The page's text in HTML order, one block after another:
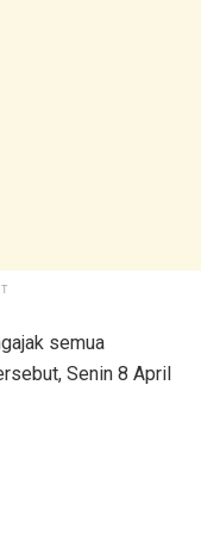
semua
Senin 8 April